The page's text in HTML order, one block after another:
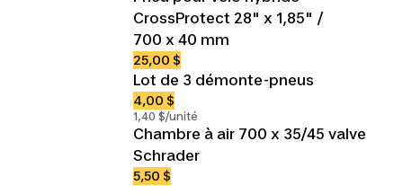
CrossProtect 28" x 1,85" /
700 x 40 mm
25,00 $
Lot de 3 démonte-pneus
4,00 $
1,40 $/unité
Chambre à air 700 x 35/45 valve
Schrader
5,50 $